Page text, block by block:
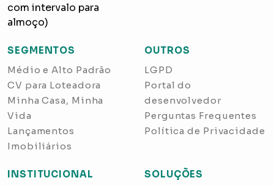
SEGMENTOS
Médio e Alto Padrão
CV para Loteadora
Minha Casa, Minha
Vida
Lançamentos
Imobiliários
OUTROS
LGPD
Portal do
desenvolvedor
Perguntas Frequentes
Política de Privacidade
INSTITUCIONAL SOLUÇÕES
com intervalo para
almoço)